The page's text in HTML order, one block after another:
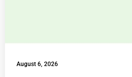
August 6, 2026